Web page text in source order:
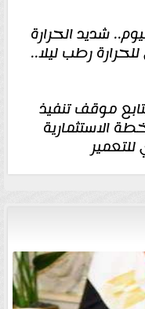
شديد الحرارة
رطب ليلا..
موقف تنفيذ
الاستثمارية